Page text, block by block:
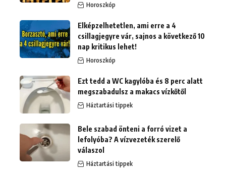
Horoszkóp
Elképzelhetetlen, ami erre a 4
csillagjegyre vár, sajnos a következő 10
nap kritikus lehet!
Horoszkóp
Ezt tedd a WC kagylóba és 8 perc alatt
megszabadulsz a makacs vízkőtől
Háztartási tippek
Bele szabad önteni a forró vizet a
lefolyóba? A vízvezeték szerelő
válaszol
Háztartási tippek